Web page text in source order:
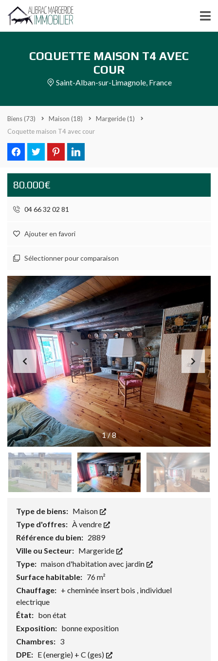
COQUETTE MAISON T4 AVEC
COUR
Saint-Alban-sur-Limagnole, France
Biens(73) Maison (18) Margeride(1)
Coquette maison T4 avec cour
80.000€
04 66 32 02 81
Ajouter en favori
Sélectionner pour comparaison
1/8
Type de biens: Maison
Type d'offres: À vendre
Référence du bien: 2889
Ville ou Secteur: Margeride
Type: maison d'habitation avec jardin
Surface habitable: 76 m²
Chauffage: + cheminée insert bois , individuel
electrique
État: bon état
Exposition: bonne exposition
Chambres: 3
DPE: E (energie) + C (ges)